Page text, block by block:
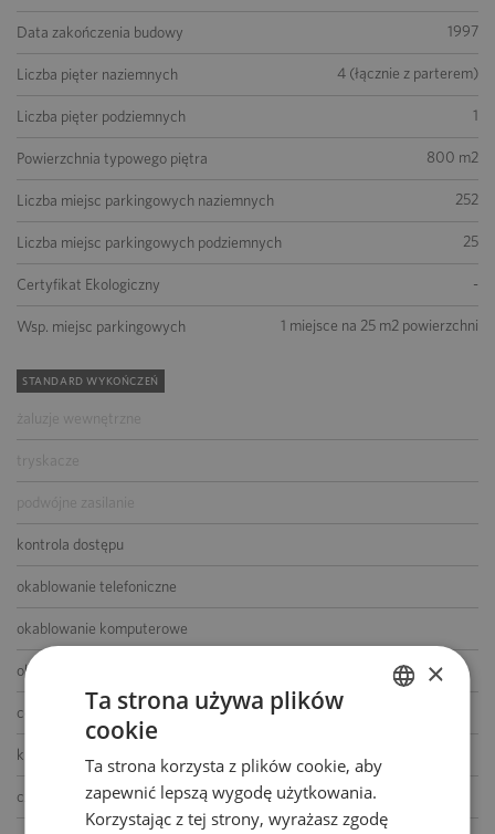
Data zakończenia budowy 1997
Liczba pięter naziemnych 4 (łącznie z parterem)
Liczba pięter podziemnych 1
Powierzchnia typowego piętra 800 m2
Liczba miejsc parkingowych naziemnych 252
Liczba miejsc parkingowych podziemnych 25
Certyfikat Ekologiczny -
Wsp. miejsc parkingowych 1 miejsce na 25 m2 powierzchni
STANDARD WYKOŃCZEŃ
żaluzje wewnętrzne
tryskacze
podwójne zasilanie
kontrola dostępu
okablowanie telefoniczne
okablowanie komputerowe
okablowanie elektryczne
centrala telefoniczna
klimatyzacja
czujniki dymu i ciepła
ENGLISH
×
Ta strona używa plików
cookie
Ta strona korzysta z plików cookie, aby
zapewnić lepszą wygodę użytkowania.
Korzystając z tej strony, wyrażasz zgodę